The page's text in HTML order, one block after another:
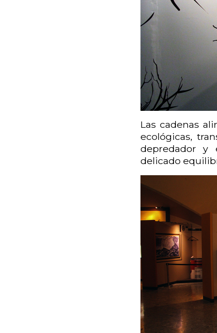
Las cadenas
ecológicas,
depredador y
delicado